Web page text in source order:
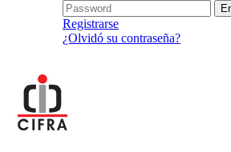
Registrarse
¿Olvidó su contraseña?